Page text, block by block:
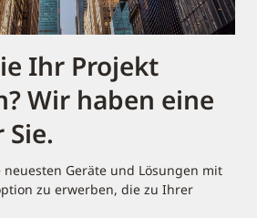
Ihr Projekt
Wir haben eine
Geräte und Lösungen mit
zu erwerben, die zu Ihrer